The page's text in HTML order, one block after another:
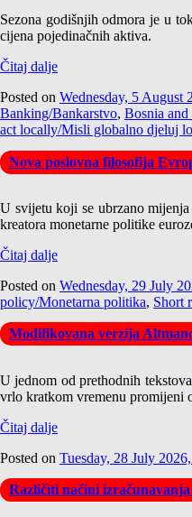
Sezona godišnjih odmora je u
cijena pojedinačnih aktiva.
Čitaj dalje
Posted on Wednesday, 5 August
Banking/Bankarstvo, Bosnia
act locally/Misli globalno djeluj
Nova poslovna filosofija
U svijetu koji se ubrzano
kreatora monetarne politike
Čitaj dalje
Posted on Wednesday, 29 July
policy/Monetarna politika, Short
Modifikovana verzija
U jednom od prethodnih
vrlo kratkom vremenu promijeni
Čitaj dalje
Posted on Tuesday, 28 July
Različiti načini